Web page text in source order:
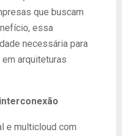
que buscam
essa
necessária para
arquiteturas
e multicloud com